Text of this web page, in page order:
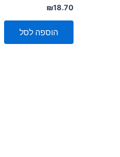
דורג
0
מתוך
₪18.70
הוספה לסל